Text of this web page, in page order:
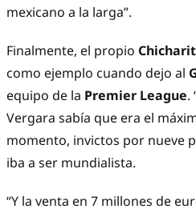
mexicano a la larga”.
Finalmente, el propio
como ejemplo cuando dejo al
equipo de la Premier League.
Vergara sabía que era el
momento, invictos por nueve
iba a ser mundialista.
“Y la venta en 7 millones de